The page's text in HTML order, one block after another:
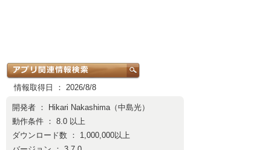
情報取得日 ： 2026/8/8
開発者 ：
Hikari Nakashima（中島光）
動作条件 ： 8.0 以上
ダウンロード数 ： 1,000,000以上